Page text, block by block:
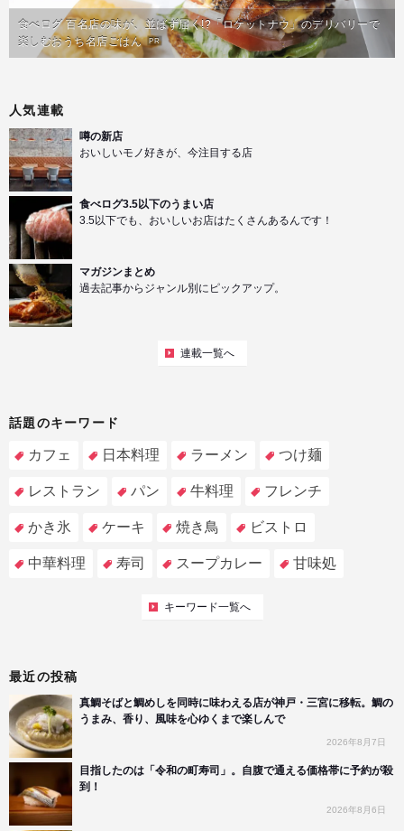
食べログ 百名店の味が、並ばず届く!?「ロケットナウ」のデリバリーで
楽しむおうち名店ごはん PR
人気連載
噂の新店
おいしいモノ好きが、今注目する店
食べログ3.5以下のうまい店
3.5以下でも、おいしいお店はたくさんあるんです！
マガジンまとめ
過去記事からジャンル別にピックアップ。
連載一覧へ
話題のキーワード
カフェ 日本料理 ラーメン つけ麺
レストラン パン 牛料理 フレンチ
かき氷 ケーキ 焼き鳥 ビストロ
中華料理 寿司 スープカレー 甘味処
キーワード一覧へ
最近の投稿
真鯛そばと鯛めしを同時に味わえる店が神戸・三宮に移転。鯛の
うまみ、香り、風味を心ゆくまで楽しんで
2026年8月7日
目指したのは「令和の町寿司」。自腹で通える価格帯に予約が殺
到！
2026年8月6日